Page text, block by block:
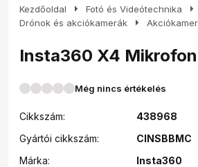
Kezdőoldal arrow_right Fotó és Videótechnika arrow_right
Drónok és akciókamerák arrow_right
Insta360 X4
Még nincs értékelés
Cikkszám:
438968
Gyártói cikkszám:
CINSBBMC
Márka:
Insta360